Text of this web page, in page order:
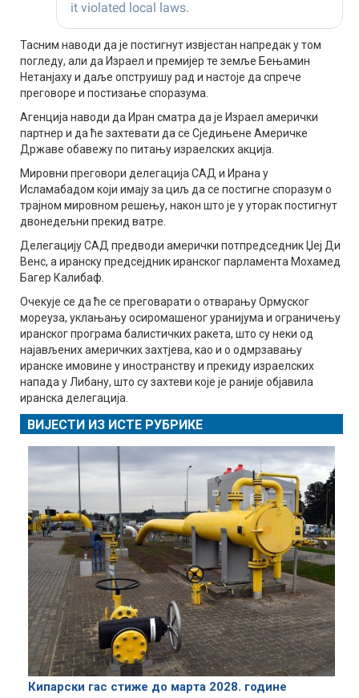
Тасним наводи да је постигнут извјестан напредак у том
погледу, али да Израел и премијер те земље Бењамин
Нетанјаху и даље опструишу рад и настоје да спрече
преговоре и постизање споразума.
Агенција наводи да Иран сматра да је Израел амерички
партнер и да ће захтевати да се Сједињене Америчке
Државе обавежу по питању израелских акција.
Мировни преговори делегација САД и Ирана у
Исламабадом који имају за циљ да се постигне споразум о
трајном мировном решењу, након што је у уторак постигнут
двонедељни прекид ватре.
Делегацију САД предводи амерички потпредседник Џеј Ди
Венс, а иранску предсејдник иранског парламента Мохамед
Багер Калибаф.
Очекује се да ће се преговарати о отварању Ормуског
мореуза, уклањању осиромашеног уранијума и ограничењу
иранског програма балистичких ракета, што су неки од
најављених америчких захтјева, као и о одмрзавању
иранске имовине у иностранству и прекиду израелских
напада у Либану, што су захтеви које је раније објавила
иранска делегација.
ВИЈЕСТИ ИЗ ИСТЕ РУБРИКЕ
Кипарски гас стиже до марта 2028. године